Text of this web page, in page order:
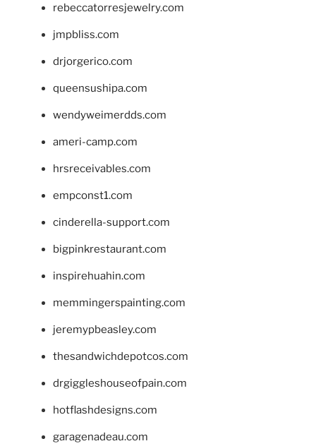
rebeccatorresjewelry.com
jmpbliss.com
drjorgerico.com
queensushipa.com
wendyweimerdds.com
ameri-camp.com
hrsreceivables.com
empconst1.com
cinderella-support.com
bigpinkrestaurant.com
inspirehuahin.com
memmingerspainting.com
jeremypbeasley.com
thesandwichdepotcos.com
drgiggleshouseofpain.com
hotflashdesigns.com
garagenadeau.com